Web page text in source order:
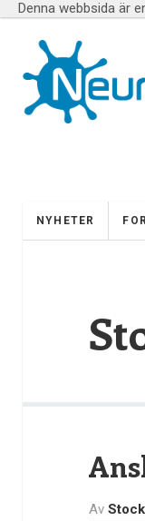
Denna webbsida är
NYHETER
Av